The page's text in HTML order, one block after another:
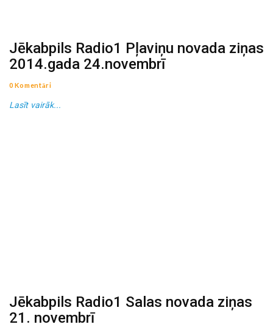
Jēkabpils Radio1 Pļaviņu novada ziņas
2014.gada 24.novembrī
0 Komentāri
Lasīt vairāk...
Jēkabpils Radio1 Salas novada ziņas
21. novembrī